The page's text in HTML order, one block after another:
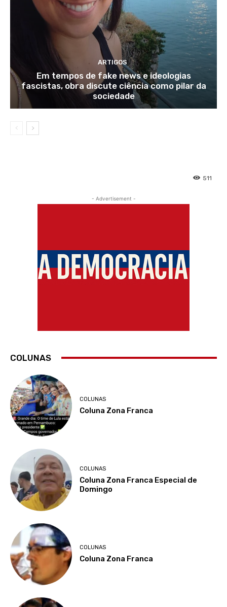
ARTIGOS
Em tempos de fake news e ideologias
fascistas, obra discute ciência como pilar da
sociedade
511
- Advertisement -
COLUNAS
COLUNAS
Coluna Zona Franca
COLUNAS
Coluna Zona Franca Especial de
Domingo
COLUNAS
Coluna Zona Franca